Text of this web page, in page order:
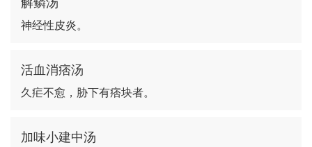
神经性皮炎。
活血消痞汤
久疟不愈，胁下有痞块者。
加味小建中汤